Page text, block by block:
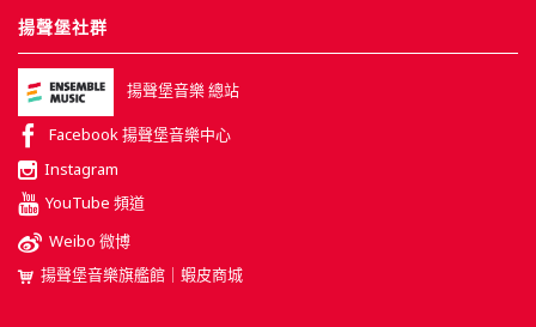
揚聲堡社群
揚聲堡音樂 總站
Facebook 揚聲堡音樂中心
Instagram
YouTube 頻道
Weibo 微博
揚聲堡音樂旗艦館｜蝦皮商城